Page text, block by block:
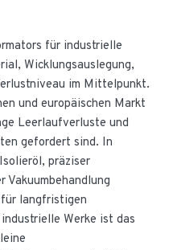
für industrielle
Wicklungsauslegung,
im Mittelpunkt.
und europäischen Markt
Leerlaufverluste und
gefordert sind. In
präziser
Vakuumbehandlung
langfristigen
Werke ist das